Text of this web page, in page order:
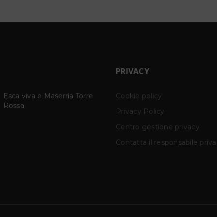
Kriptos
CATI | KRYPTOS SCD
28
MAR
UN ALTRO TEMPO -
Dal 28 marzo al 6 aprile
2026 *Narni*
PRIVACY
Cookie policy
Privacy Policy
Centro gestione privacy
Contatta il responsabile